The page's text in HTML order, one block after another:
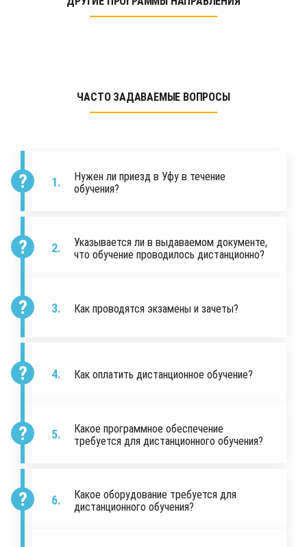
ЧАСТО ЗАДАВАЕМЫЕ ВОПРОСЫ
Нужен ли приезд в Уфу в течение
обучения?
Указывается ли в выдаваемом документе,
что обучение проводилось дистанционно?
Как проводятся экзамены и зачеты?
Как оплатить дистанционное обучение?
Какое программное обеспечение
требуется для дистанционного обучения?
Какое оборудование требуется для
дистанционного обучения?